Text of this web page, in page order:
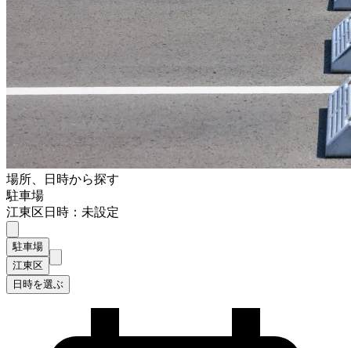
場所、日時から探す
駐車場
江東区日時：未設定
駐車場
江東区
日時を選ぶ